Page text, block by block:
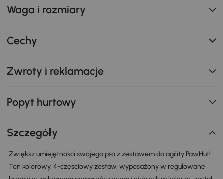
Waga i rozmiary
Cechy
Zwroty i reklamacje
Popyt hurtowy
Szczegóły
Zwiększ umiejętności swojego psa z zestawem do agility PawHut!
Ten kolorowy, 4-częściowy zestaw, wyposażony w regulowane